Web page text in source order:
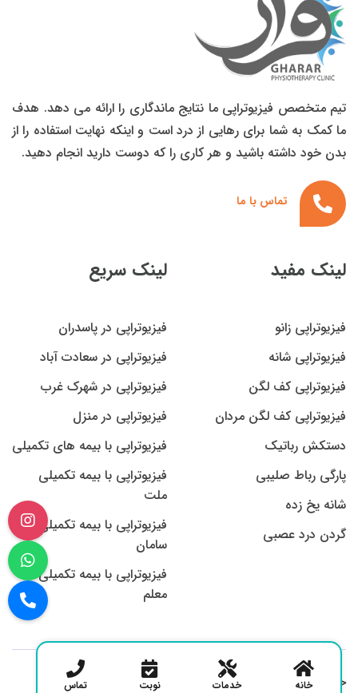
تیم متخصص فیزیوتراپی ما نتایج ماندگاری را ارائه می دهد. هدف
ما کمک به شما برای رهایی از درد است و اینکه نهایت استفاده را از
بدن خود داشته باشید و هر کاری را که دوست دارید انجام دهید.
تماس با ما
لینک مفید
فیزیوتراپی زانو
فیزیوتراپی شانه
فیزیوتراپی کف لگن
فیزیوتراپی کف لگن مردان
دستکش رباتیک
پارگی رباط صلیبی
شانه یخ زده
گردن درد عصبی
لینک سریع
فیزیوتراپی در پاسدران
فیزیوتراپی در سعادت آباد
فیزیوتراپی در شهرک غرب
فیزیوتراپی در منزل
فیزیوتراپی با بیمه های تکمیلی
فیزیوتراپی با بیمه تکمیلی
ملت
فیزیوتراپی با بیمه تکمیلی
سامان
فیزیوتراپی با بیمه تکمیلی
معلم
حق کپی رایت محفوظ است
خانه خدمات نوبت تماس